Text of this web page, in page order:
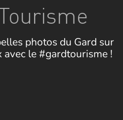
photos du Gard sur
avec le #gardtourisme !